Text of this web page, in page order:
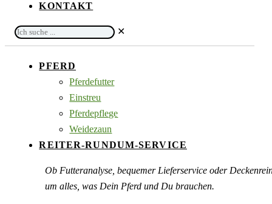
KONTAKT
Ich
suche
✕
PFERD
Pferdefutter
Einstreu
Pferdepflege
Weidezaun
REITER-RUNDUM-SERVICE
Ob Futteranalyse, bequemer Lieferservice oder
um alles, was Dein Pferd und Du brauchen.